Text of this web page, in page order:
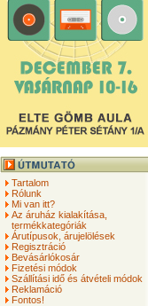
Tartalom
Rólunk
Mi van itt?
Az áruház kialakítása,
termékkategóriák
Árutípusok, árujelölések
Regisztráció
Bevásárlókosár
Fizetési módok
Szállítási idő és átvételi módok
Reklamáció
Fontos!